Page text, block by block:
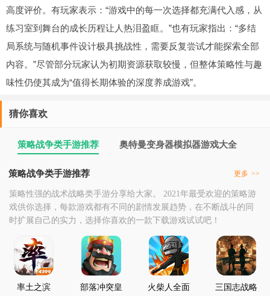
高度评价。有玩家表示：“游戏中的每一次选择都充满代入感，从
练习室到舞台的成长历程让人热泪盈眶。”也有玩家指出：“多结
局系统与随机事件设计极具挑战性，需要反复尝试才能探索全部
内容。”尽管部分玩家认为初期资源获取较慢，但整体策略性与趣
味性仍使其成为“值得长期体验的深度养成游戏”。
猜你喜欢
策略战争类手游推荐 奥特曼变身器模拟器游戏大全
策略战争类手游推荐 更多 >>
策略性强的战术战略类手游分享给大家。 2021年最受欢迎的策略游
戏供你选择，每款游戏都有不同的剧情发展趋势，在不断战斗的同
时扩展自己的实力，选择你喜欢的一款下载游戏试试吧！
率土之滨
部落冲突皇
火柴人全面
三国志战略